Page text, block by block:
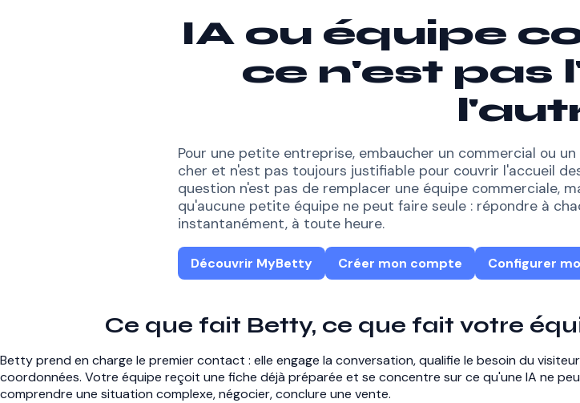
IA ou équipe
ce n'est pas
Pour une petite entreprise, embaucher un commercial ou
cher et n'est pas toujours justifiable pour couvrir l'accueil
question n'est pas de remplacer une équipe commerciale,
qu'aucune petite équipe ne peut faire seule : répondre à
instantanément, à toute heure.
Découvrir MyBetty Créer mon compte Configurer
Ce que fait Betty, ce que fait votre
Betty prend en charge le premier contact : elle engage la conversation, qualifie le besoin du
coordonnées. Votre équipe reçoit une fiche déjà préparée et se concentre sur ce qu'une IA ne
comprendre une situation complexe, négocier, conclure une vente.